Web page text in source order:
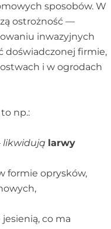
sposobów. W
ostrożność —
inwazyjnych
doświadczonej firmie,
i w ogrodach
np.:
likwidują larwy
formie oprysków,
co ma